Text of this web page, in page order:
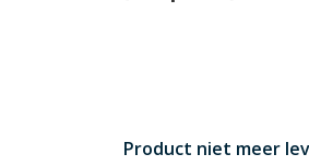
Product niet meer